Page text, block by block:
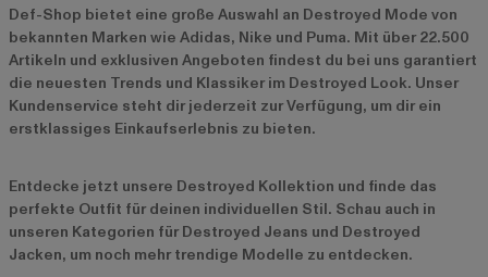
Def-Shop bietet eine große Auswahl an Destroyed Mode von
bekannten Marken wie Adidas, Nike und Puma. Mit über 22.500
Artikeln und exklusiven Angeboten findest du bei uns garantiert
die neuesten Trends und Klassiker im Destroyed Look. Unser
Kundenservice steht dir jederzeit zur Verfügung, um dir ein
erstklassiges Einkaufserlebnis zu bieten.
Entdecke jetzt unsere Destroyed Kollektion und finde das
perfekte Outfit für deinen individuellen Stil. Schau auch in
unseren Kategorien für Destroyed Jeans und Destroyed
Jacken, um noch mehr trendige Modelle zu entdecken.